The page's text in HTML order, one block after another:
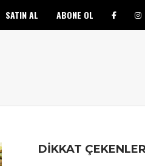
SATIN AL ABONE OL
DİKKAT ÇEKENLER